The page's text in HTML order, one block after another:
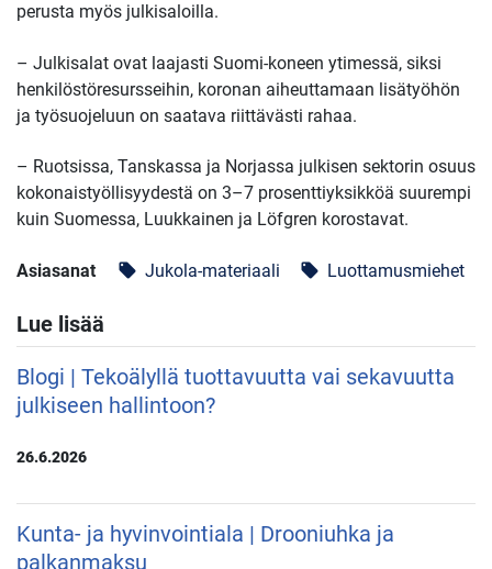
perusta myös julkisaloilla.
– Julkisalat ovat laajasti Suomi-koneen ytimessä, siksi
henkilöstöresursseihin, koronan aiheuttamaan lisätyöhön
ja työsuojeluun on saatava riittävästi rahaa.
– Ruotsissa, Tanskassa ja Norjassa julkisen sektorin osuus
kokonaistyöllisyydestä on 3–7 prosenttiyksikköä suurempi
kuin Suomessa, Luukkainen ja Löfgren korostavat.
Asiasanat local_offer Jukola-materiaali local_offer Luottamusmiehet
Lue lisää
Blogi | Tekoälyllä tuottavuutta vai sekavuutta
julkiseen hallintoon?
26.6.2026
Kunta- ja hyvinvointiala | Drooniuhka ja
palkanmaksu